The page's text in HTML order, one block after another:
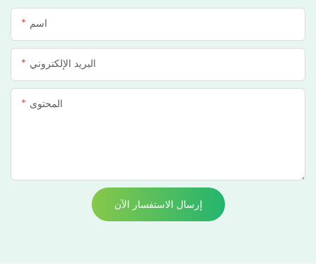
اسم
البريد الإلكتروني
المحتوى
إرسال الاستفسار الآن